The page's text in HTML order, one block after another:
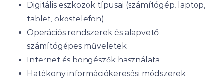
Digitális eszközök típusai (számítógép, laptop,
tablet, okostelefon)
Operációs rendszerek és alapvető
számítógépes műveletek
Internet és böngészők használata
Hatékony információkeresési módszerek